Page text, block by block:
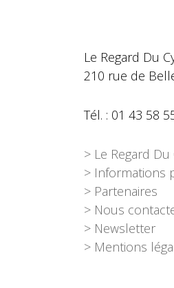
Le Regard Du
210 rue de
Tél. : 01 43 58
> Le Regard Du
> Informations
> Partenaires
> Nous
> Newsletter
> Mentions